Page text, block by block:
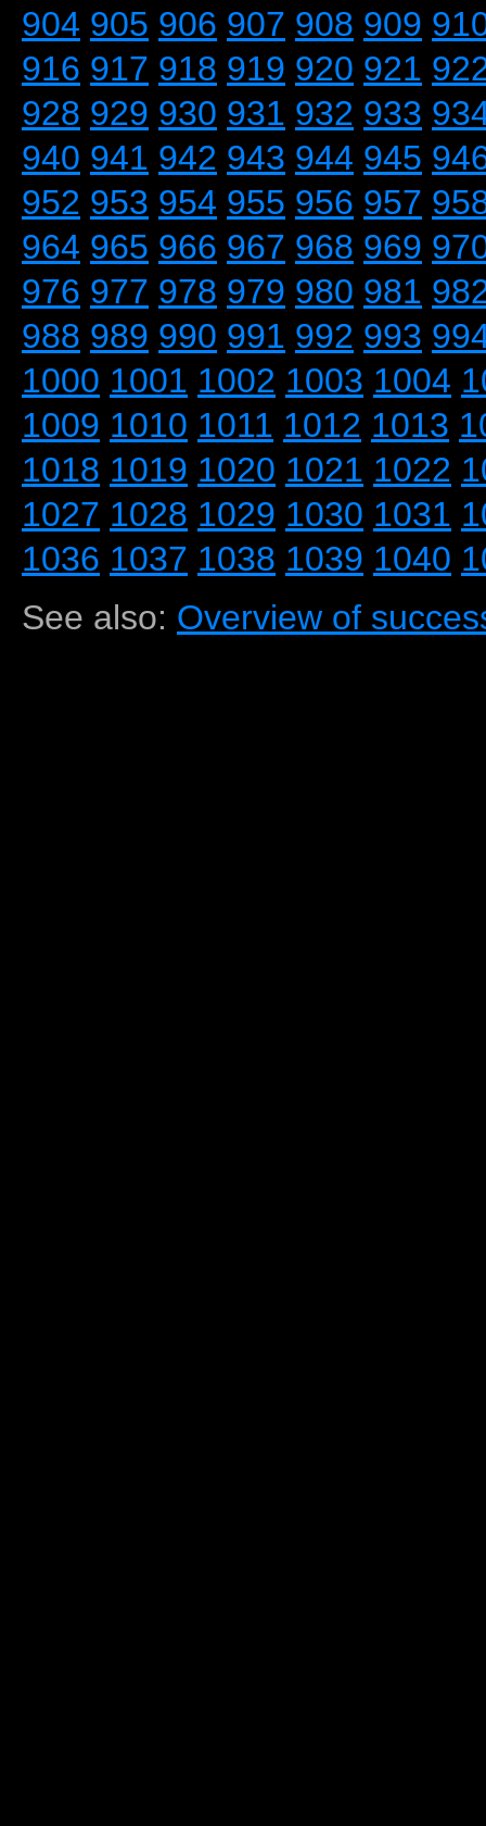
904 905 906 907 908 909
916 917 918 919 920 921
928 929 930 931 932 933
940 941 942 943 944 945
952 953 954 955 956 957
964 965 966 967 968 969
976 977 978 979 980 981
988 989 990 991 992 993
1000 1001 1002 1003 1004
1009 1010 1011 1012 1013
1018 1019 1020 1021 1022
1027 1028 1029 1030 1031
1036 1037 1038 1039 1040
See also: Overview of